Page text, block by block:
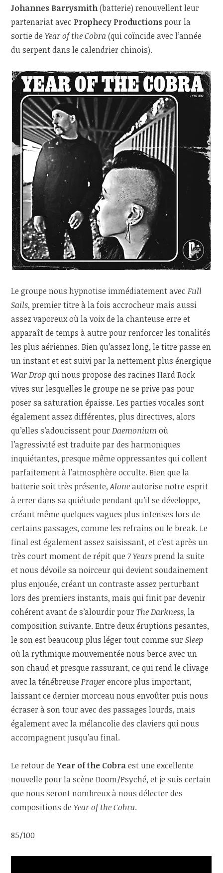
Johannes Barrysmith(batterie) renouvellent leur
partenariat avec Prophecy Productionspour la
sortie deYear of the Cobra (qui coïncide avec l’année
du serpent dans le calendrier chinois).
Le groupe nous hypnotise immédiatement avecFull
Sails, premier titre à la fois accrocheur mais aussi
assez vaporeux où la voix de la chanteuse erre et
apparaît de temps à autre pour renforcer les tonalités
les plus aériennes. Bien qu’assez long, le titre passe en
un instant et est suivi par la nettement plus énergique
War Dropqui nous propose des racines Hard Rock
vives sur lesquelles le groupe ne se prive pas pour
poser sa saturation épaisse. Les parties vocales sont
également assez différentes, plus directives, alors
qu’elles s’adoucissent pourDaemonium où
l’agressivité est traduite par des harmoniques
inquiétantes, presque même oppressantes qui collent
parfaitement à l’atmosphère occulte. Bien que la
batterie soit très présente,Aloneautorise notre esprit
à errer dans sa quiétude pendant qu’il se développe,
créant même quelques vagues plus intenses lors de
certains passages, comme les refrains ou le break. Le
final est également assez saisissant, et c’est après un
très court moment de répit que7 Yearsprend la suite
et nous dévoile sa noirceur qui devient soudainement
plus enjouée, créant un contraste assez perturbant
lors des premiers instants, mais qui finit par devenir
cohérent avant de s’alourdir pourThe Darkness, la
composition suivante. Entre deux éruptions pesantes,
le son est beaucoup plus léger tout comme surSleep
où la rythmique mouvementée nous berce avec un
son chaud et presque rassurant, ce qui rend le clivage
avec la ténébreusePrayerencore plus important,
laissant ce dernier morceau nous envoûter puis nous
écraser à son tour avec des passages lourds, mais
également avec la mélancolie des claviers qui nous
accompagnent jusqu’au final.
Le retour deYear of the Cobraest une excellente
nouvelle pour la scène Doom/Psyché, et je suis certain
que nous seront nombreux à nous délecter des
compositions deYear of the Cobra.
85/100